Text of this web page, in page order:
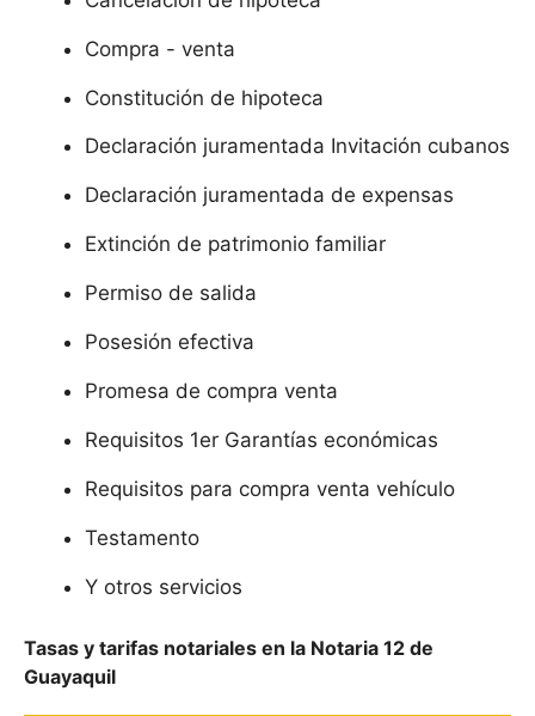
Compra - venta
Constitución de hipoteca
Declaración juramentada Invitación cubanos
Declaración juramentada de expensas
Extinción de patrimonio familiar
Permiso de salida
Posesión efectiva
Promesa de compra venta
Requisitos 1er Garantías económicas
Requisitos para compra venta vehículo
Testamento
Y otros servicios
Tasas y tarifas notariales en la Notaria 12 de
Guayaquil